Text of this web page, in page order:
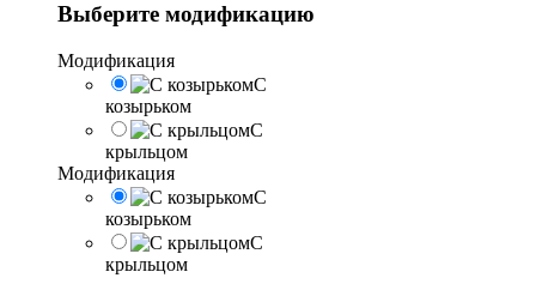
Выберите модификацию
Модификация
С
козырьком
С
крыльцом
Модификация
С
козырьком
С
крыльцом